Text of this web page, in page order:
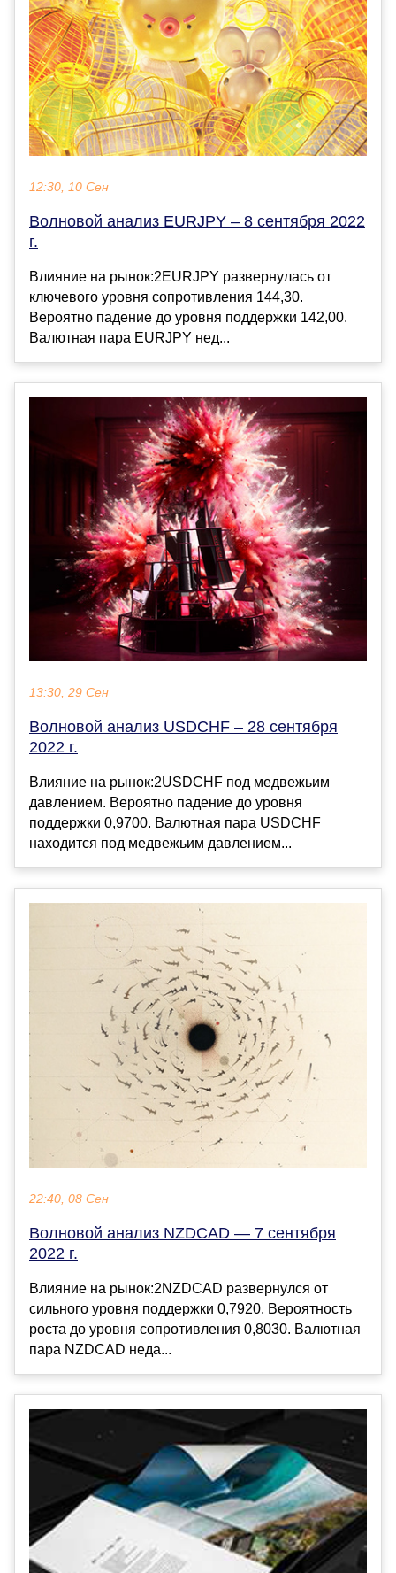
12:30, 10 Сен
Волновой анализ EURJPY – 8 сентября 2022
г.
Влияние на рынок:2EURJPY развернулась от
ключевого уровня сопротивления 144,30.
Вероятно падение до уровня поддержки 142,00.
Валютная пара EURJPY нед...
13:30, 29 Сен
Волновой анализ USDCHF – 28 сентября
2022 г.
Влияние на рынок:2USDCHF под медвежьим
давлением. Вероятно падение до уровня
поддержки 0,9700. Валютная пара USDCHF
находится под медвежьим давлением...
22:40, 08 Сен
Волновой анализ NZDCAD — 7 сентября
2022 г.
Влияние на рынок:2NZDCAD развернулся от
сильного уровня поддержки 0,7920. Вероятность
роста до уровня сопротивления 0,8030. Валютная
пара NZDCAD неда...